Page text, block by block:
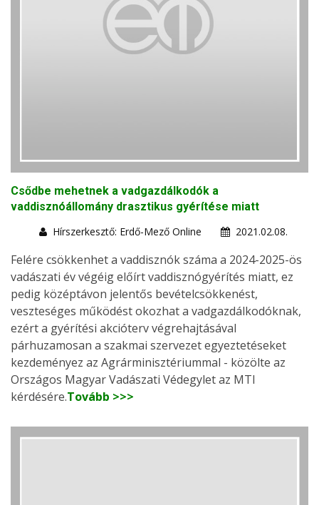
Csődbe mehetnek a vadgazdálkodók a
vaddisznóállomány drasztikus gyérítése miatt
Hírszerkesztő: Erdő-Mező Online
2021.02.08.
Felére csökkenhet a vaddisznók száma a 2024-2025-ös
vadászati év végéig előírt vaddisznógyérítés miatt, ez
pedig középtávon jelentős bevételcsökkenést,
veszteséges működést okozhat a vadgazdálkodóknak,
ezért a gyérítési akcióterv végrehajtásával
párhuzamosan a szakmai szervezet egyeztetéseket
kezdeményez az Agrárminisztériummal - közölte az
Országos Magyar Vadászati Védegylet az MTI
kérdésére.Tovább >>>